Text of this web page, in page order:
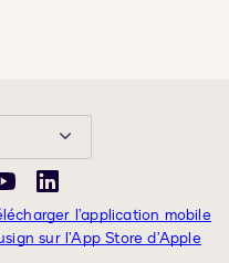
YouTubeLinkedIn